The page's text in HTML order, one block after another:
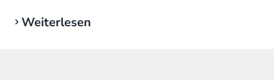
Weiterlesen